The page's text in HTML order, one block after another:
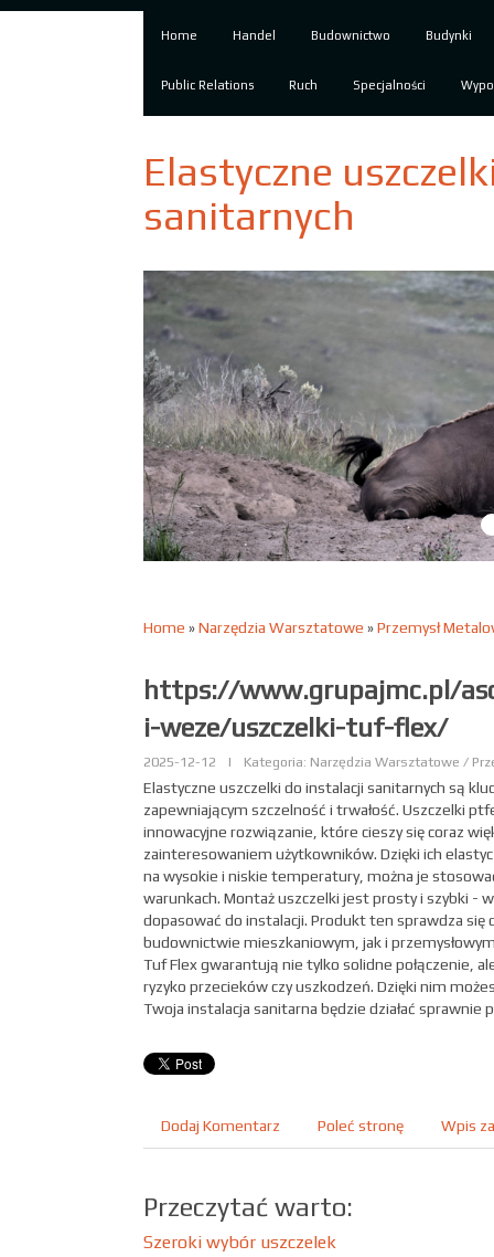
Home Handel Budownictwo Budynki
Public Relations Ruch Specjalności
Elastyczne
sanitarnych
Home »Narzędzia Warsztatowe »Przemysł
https://www.grupajmc.pl/
i-weze/uszczelki-tuf-flex/
2025-12-12 | Kategoria: Narzędzia Warsztatowe /
Elastyczne uszczelki do instalacji sanitarnych są
zapewniającym szczelność i trwałość. Uszczelki
innowacyjne rozwiązanie, które cieszy się coraz
zainteresowaniem użytkowników. Dzięki ich
na wysokie i niskie temperatury, można je
warunkach. Montaż uszczelki jest prosty i szybki -
dopasować do instalacji. Produkt ten sprawdza się
budownictwie mieszkaniowym, jak i
Tuf Flex gwarantują nie tylko solidne połączenie,
ryzyko przecieków czy uszkodzeń. Dzięki nim
Twoja instalacja sanitarna będzie działać sprawnie
Dodaj Komentarz Poleć stronę Wpis
Przeczytać warto:
Szeroki wybór uszczelek